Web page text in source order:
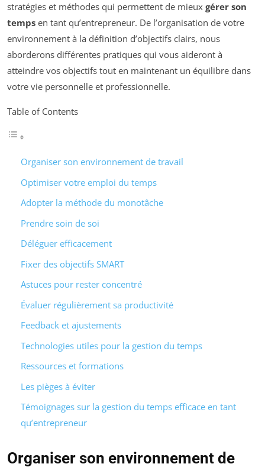
stratégies et méthodes qui permettent de mieux gérer son
temps en tant qu’entrepreneur. De l’organisation de votre
environnement à la définition d’objectifs clairs, nous
aborderons différentes pratiques qui vous aideront à
atteindre vos objectifs tout en maintenant un équilibre dans
votre vie personnelle et professionnelle.
Table of Contents
Organiser son environnement de travail
Optimiser votre emploi du temps
Adopter la méthode du monotâche
Prendre soin de soi
Déléguer efficacement
Fixer des objectifs SMART
Astuces pour rester concentré
Évaluer régulièrement sa productivité
Feedback et ajustements
Technologies utiles pour la gestion du temps
Ressources et formations
Les pièges à éviter
Témoignages sur la gestion du temps efficace en tant
qu’entrepreneur
Organiser son environnement de